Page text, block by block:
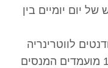
יום יומיים בין
לווטרינריה
בכיתה הוא 150-100, מתוך כ 1500 מועמדים המנסים